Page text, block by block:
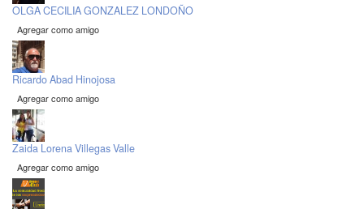
OLGA CECILIA GONZALEZ LONDOÑO
Agregar como amigo
Ricardo Abad Hinojosa
Agregar como amigo
Zaida Lorena Villegas Valle
Agregar como amigo